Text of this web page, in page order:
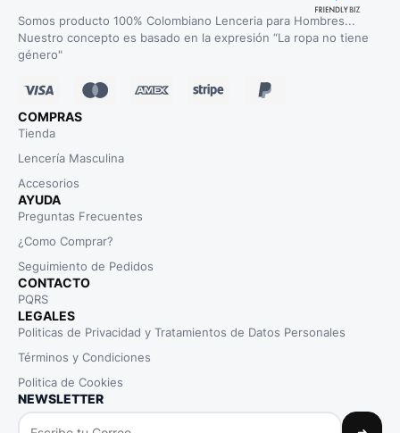
Somos producto 100% Colombiano Lenceria para Hombres...
Nuestro concepto es basado en la expresión “La ropa no tiene
género"
COMPRAS
Tienda
Lencería Masculina
Accesorios
AYUDA
Preguntas Frecuentes
¿Como Comprar?
Seguimiento de Pedidos
CONTACTO
PQRS
LEGALES
Politicas de Privacidad y Tratamientos de Datos Personales
Términos y Condiciones
Politica de Cookies
NEWSLETTER